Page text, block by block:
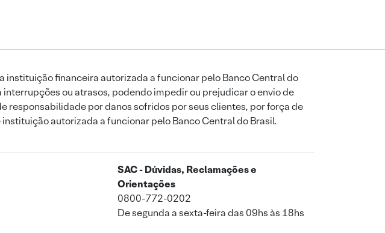
financeira autorizada a funcionar pelo Banco Central do
ou atrasos, podendo impedir ou prejudicar o envio de
responsabilidade por danos sofridos por seus clientes, por força de
autorizada a funcionar pelo Banco Central do Brasil.
SAC - Dúvidas, Reclamações e
Orientações
0800-772-0202
De segunda a sexta-feira das 09hs às 18hs